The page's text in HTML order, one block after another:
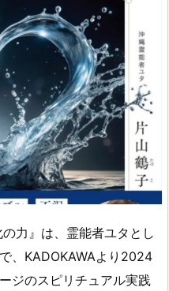
力』は、霊能者ユタとし
、KADOKAWAより2024
ジのスピリチュアル実践